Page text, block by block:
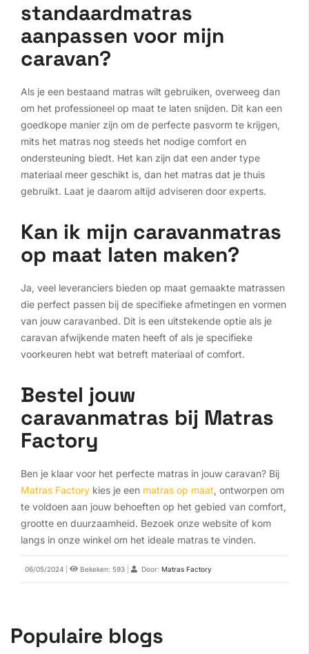
standaardmatras
aanpassen voor mijn
caravan?
Als je een bestaand matras wilt gebruiken, overweeg dan
om het professioneel op maat te laten snijden. Dit kan een
goedkope manier zijn om de perfecte pasvorm te krijgen,
mits het matras nog steeds het nodige comfort en
ondersteuning biedt. Het kan zijn dat een ander type
materiaal meer geschikt is, dan het matras dat je thuis
gebruikt. Laat je daarom altijd adviseren door experts.
Kan ik mijn caravanmatras
op maat laten maken?
Ja, veel leveranciers bieden op maat gemaakte matrassen
die perfect passen bij de specifieke afmetingen en vormen
van jouw caravanbed. Dit is een uitstekende optie als je
caravan afwijkende maten heeft of als je specifieke
voorkeuren hebt wat betreft materiaal of comfort.
Bestel jouw
caravanmatras bij Matras
Factory
Ben je klaar voor het perfecte matras in jouw caravan? Bij
Matras Factory kies je een matras op maat, ontworpen om
te voldoen aan jouw behoeften op het gebied van comfort,
grootte en duurzaamheid. Bezoek onze website of kom
langs in onze winkel om het ideale matras te vinden.
06/05/2024 Bekeken: 593 Door: Matras Factory
Populaire blogs